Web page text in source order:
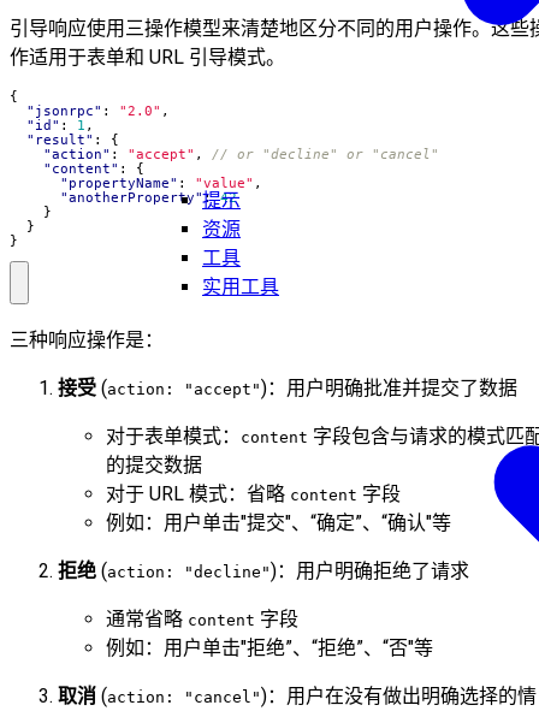
提示
资源
工具
实用工具
引导响应使用三操作模型来清楚地区分不同的用户操作。这些
作适用于表单和 URL 引导模式。
{
"jsonrpc" : "2.0" ,
"id" : 1 ,
"result" :
{
"action" : "accept" ,
"content" :
{
"propertyName" : "value" ,
"anotherProperty": 42
}
}
}
三种响应操作是：
接受 (action: "accept")：用户明确批准并提交了数据
对于表单模式： content 字段包含与请求的模式匹
的提交数据
对于 URL 模式：省略 content 字段
例如：用户单击"提交"、“确定”、“确认"等
拒绝 (action: "decline")：用户明确拒绝了请求
通常省略 content 字段
例如：用户单击"拒绝”、“拒绝”、“否"等
取消 (action: "cancel")：用户在没有做出明确选择的情